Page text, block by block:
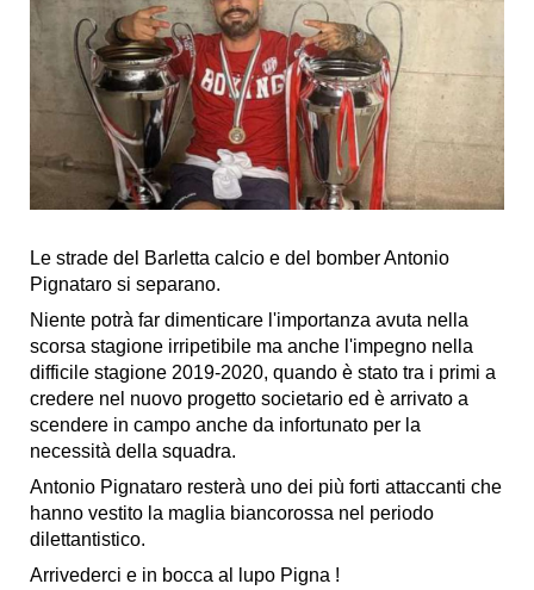
Le strade del Barletta calcio e del bomber Antonio
Pignataro si separano.
Niente potrà far dimenticare l'importanza avuta nella
scorsa stagione irripetibile ma anche l'impegno nella
difficile stagione 2019-2020, quando è stato tra i primi a
credere nel nuovo progetto societario ed è arrivato a
scendere in campo anche da infortunato per la
necessità della squadra.
Antonio Pignataro resterà uno dei più forti attaccanti che
hanno vestito la maglia biancorossa nel periodo
dilettantistico.
Arrivederci e in bocca al lupo Pigna !